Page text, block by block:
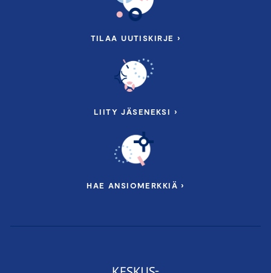
TILAA UUTISKIRJE ›
LIITY JÄSENEKSI ›
HAE ANSIOMERKKIÄ ›